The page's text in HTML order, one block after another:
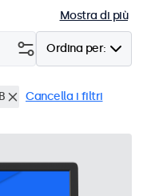
Mostra di più
Ordina per:
Cancella i filtri